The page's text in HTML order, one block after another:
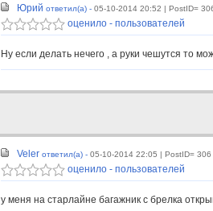
Юрий ответил(а) - 05-10-2014 20:52 | PostID=
оценило - пользователей
Ну если делать нечего , а руки чешутся то
Veler ответил(а) - 05-10-2014 22:05 | PostID= 306
оценило - пользователей
у меня на старлайне багажник с брелка